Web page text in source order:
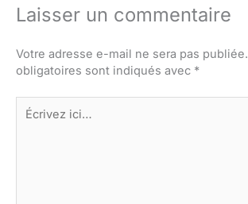
Laisser un commentaire
Votre adresse e-mail ne sera pas publiée.
obligatoires sont indiqués avec *
Écrivez
ici…